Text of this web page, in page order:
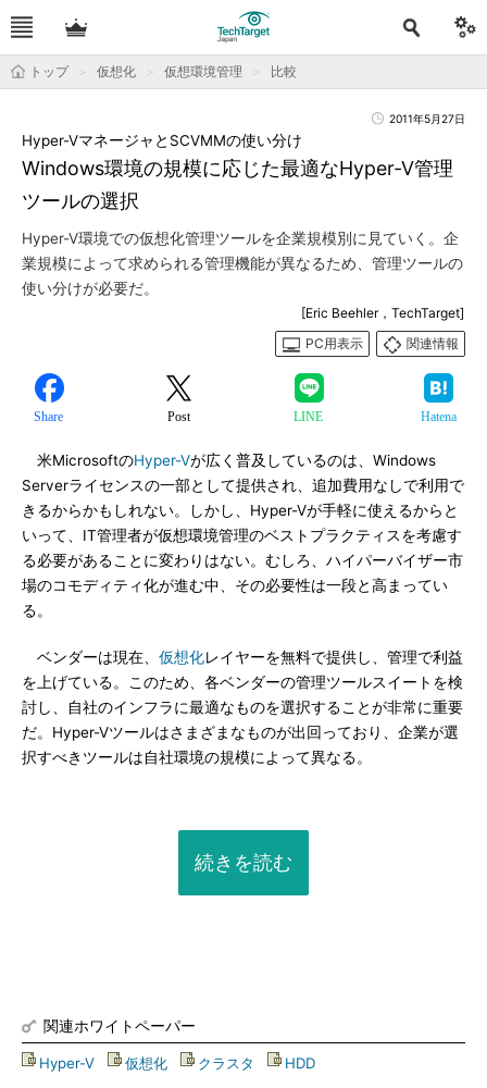
トップ 仮想化 仮想環境管理 比較
2011年5月27日
Windows環境の規模に応じた最適なHyper-V管理
ツールの選択
Hyper-VマネージャとSCVMMの使い分け
Hyper-V環境での仮想化管理ツールを企業規模別に見ていく。企
業規模によって求められる管理機能が異なるため、管理ツールの
使い分けが必要だ。
[Eric Beehler，TechTarget]
PC用表示
関連情報
Share Post LINE Hatena
米MicrosoftのHyper-Vが広く普及しているのは、Windows
Serverライセンスの一部として提供され、追加費用なしで利用で
きるからかもしれない。しかし、Hyper-Vが手軽に使えるからと
いって、IT管理者が仮想環境管理のベストプラクティスを考慮す
る必要があることに変わりはない。むしろ、ハイパーバイザー市
場のコモディティ化が進む中、その必要性は一段と高まってい
る。
ベンダーは現在、 仮想化レイヤーを無料で提供し、管理で利益
を上げている。このため、各ベンダーの管理ツールスイートを検
討し、自社のインフラに最適なものを選択することが非常に重要
だ。Hyper-Vツールはさまざまなものが出回っており、企業が選
択すべきツールは自社環境の規模によって異なる。
続きを読む
関連ホワイトペーパー
Hyper-V 仮想化 クラスタ HDD